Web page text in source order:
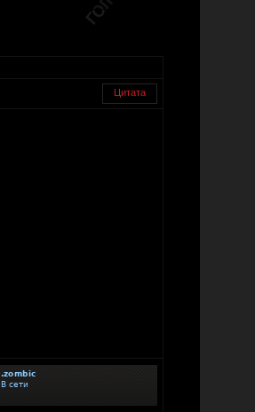
Цитата